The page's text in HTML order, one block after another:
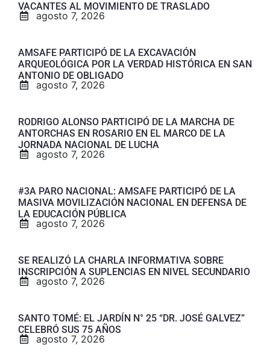
VACANTES AL MOVIMIENTO DE TRASLADO
agosto 7, 2026
AMSAFE PARTICIPÓ DE LA EXCAVACIÓN
ARQUEOLÓGICA POR LA VERDAD HISTÓRICA EN SAN
ANTONIO DE OBLIGADO
agosto 7, 2026
RODRIGO ALONSO PARTICIPÓ DE LA MARCHA DE
ANTORCHAS EN ROSARIO EN EL MARCO DE LA
JORNADA NACIONAL DE LUCHA
agosto 7, 2026
#3A PARO NACIONAL: AMSAFE PARTICIPÓ DE LA
MASIVA MOVILIZACIÓN NACIONAL EN DEFENSA DE
LA EDUCACIÓN PÚBLICA
agosto 7, 2026
SE REALIZÓ LA CHARLA INFORMATIVA SOBRE
INSCRIPCIÓN A SUPLENCIAS EN NIVEL SECUNDARIO
agosto 7, 2026
SANTO TOMÉ: EL JARDÍN N° 25 “DR. JOSÉ GALVEZ”
CELEBRÓ SUS 75 AÑOS
agosto 7, 2026